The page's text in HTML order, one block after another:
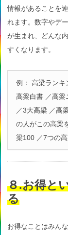
情報があることを
れます。数字やデ
が生まれ、どんな
すくなります。
例： 高梁ランキ
高梁白書 ／高梁
／3大高梁 ／高
の人がこの高梁
梁100 ／7つの
８.お得と
る
お得なことはみん